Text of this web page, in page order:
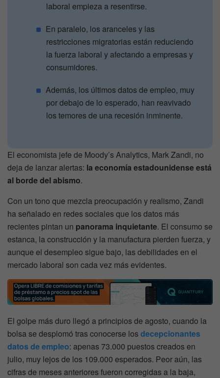
laboral empieza a resentirse.
En paralelo, los aranceles y las
restricciones migratorias están reduciendo
la fuerza laboral y afectando a empresas y
consumidores.
Además, los últimos datos de empleo, muy
por debajo de lo esperado, han reavivado
los temores de una recesión inminente.
El economista jefe de Moody’s Analytics, Mark Zandi, no
deja de lanzar alertas: la economía estadounidense está
al borde del abismo.
Con un tono que mezcla preocupación y realismo, Zandi
ha señalado en redes sociales que los datos más
recientes pintan un panorama inquietante. El consumo se
estanca, la construcción y la manufactura pierden fuerza, y
aunque el desempleo sigue bajo, las debilidades en el
mercado laboral son cada vez más evidentes.
El golpe más duro llegó a principios de agosto, cuando la
bolsa se desplomó tras conocerse losdecepcionantes
datos de empleo: apenas 73.000 puestos creados en
julio, muy lejos de los 109.000 esperados. Peor aún, las
cifras de meses anteriores fueron corregidas a la baja,